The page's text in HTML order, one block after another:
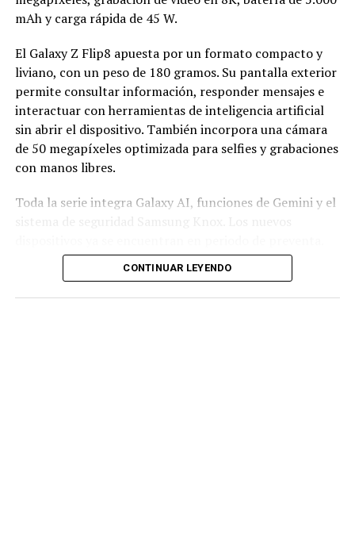
mAh y carga rápida de 45 W.
El Galaxy Z Flip8 apuesta por un formato compacto y
liviano, con un peso de 180 gramos. Su pantalla exterior
permite consultar información, responder mensajes e
interactuar con herramientas de inteligencia artificial
sin abrir el dispositivo. También incorpora una cámara
de 50 megapíxeles optimizada para selfies y grabaciones
con manos libres.
Toda la serie integra Galaxy AI, funciones de Gemini y el
CONTINUAR LEYENDO